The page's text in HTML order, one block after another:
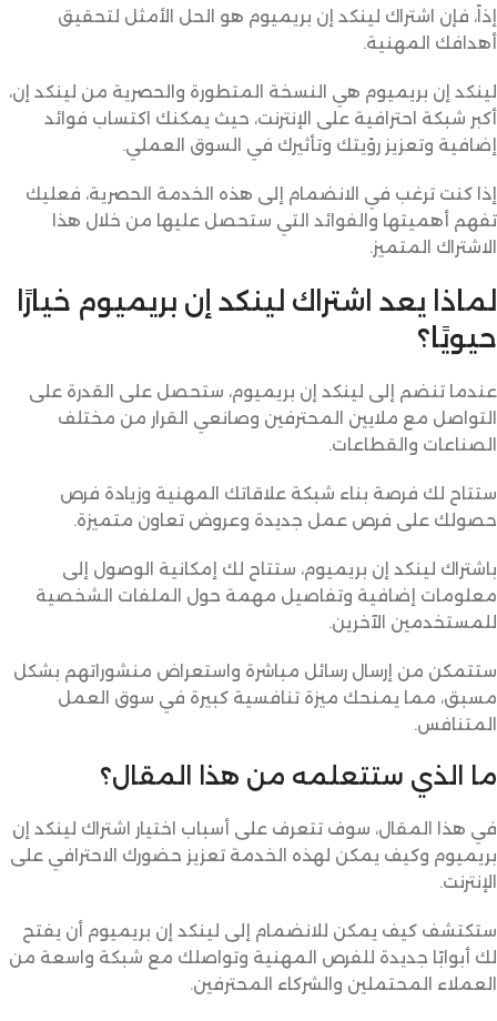
إذاً، فإن اشتراك لينكد إن بريميوم هو الحل الأمثل لتحقيق
أهدافك المهنية.
لينكد إن بريميوم هي النسخة المتطورة والحصرية من لينكد إن،
أكبر شبكة احترافية على الإنترنت، حيث يمكنك اكتساب فوائد
إضافية وتعزيز رؤيتك وتأثيرك في السوق العملي.
إذا كنت ترغب في الانضمام إلى هذه الخدمة الحصرية، فعليك
تفهم أهميتها والفوائد التي ستحصل عليها من خلال هذا
الاشتراك المتميز.
لماذا يعد اشتراك لينكد إن بريميوم خيارًا
حيويًا؟
عندما تنضم إلى لينكد إن بريميوم، ستحصل على القدرة على
التواصل مع ملايين المحترفين وصانعي القرار من مختلف
الصناعات والقطاعات.
ستتاح لك فرصة بناء شبكة علاقاتك المهنية وزيادة فرص
حصولك على فرص عمل جديدة وعروض تعاون متميزة.
باشتراك لينكد إن بريميوم، ستتاح لك إمكانية الوصول إلى
معلومات إضافية وتفاصيل مهمة حول الملفات الشخصية
للمستخدمين الآخرين.
ستتمكن من إرسال رسائل مباشرة واستعراض منشوراتهم بشكل
مسبق، مما يمنحك ميزة تنافسية كبيرة في سوق العمل
المتنافس.
ما الذي ستتعلمه من هذا المقال؟
في هذا المقال، سوف تتعرف على أسباب اختيار اشتراك لينكد إن
بريميوم وكيف يمكن لهذه الخدمة تعزيز حضورك الاحترافي على
الإنترنت.
ستكتشف كيف يمكن للانضمام إلى لينكد إن بريميوم أن يفتح
لك أبوابًا جديدة للفرص المهنية وتواصلك مع شبكة واسعة من
العملاء المحتملين والشركاء المحترفين.